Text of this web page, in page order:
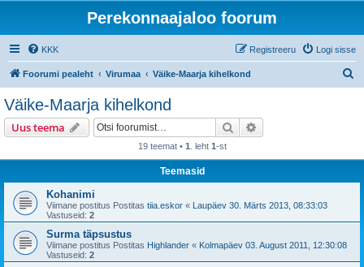
Perekonnaajaloo foorum
KKK Logi sisse
Registreeru
Foorumi pealeht Virumaa Väike-Maarja kihelkond
Väike-Maarja kihelkond
Uus teema Otsi
19 teemat • 1 . leht 1-st
Teemasid
Kohanimi
Viimane postitus Postitas tiia.eskor « Laupäev 30. Märts 2013, 08:33:03
Vastuseid: 2
Surma täpsustus
Viimane postitus Postitas Highlander « Kolmapäev 03. August 2011, 12:30:08
Vastuseid: 2